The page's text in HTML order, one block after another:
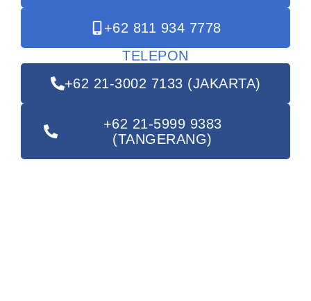
+62 811 934 7778
TELEPON
+62 21-3002 7133 (JAKARTA)
+62 21-5999 9383
(TANGERANG)